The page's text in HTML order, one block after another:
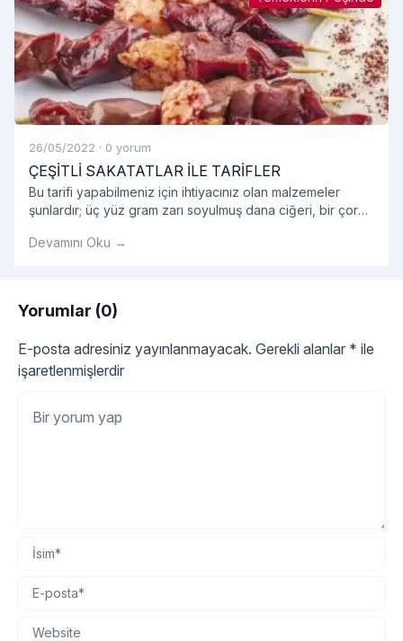
26/05/2022 · 0 yorum
ÇEŞİTLİ SAKATATLAR İLE TARİFLER
Bu tarifi yapabilmeniz için ihtiyacınız olan malzemeler
şunlardır; üç yüz gram zarı soyulmuş dana ciğeri, bir çorba
kimyon, tuz. İlk sakatat yemek tarifimize ciğerleri küp küp
Devamını Oku →
Yorumlar (0)
E-posta adresiniz yayınlanmayacak. Gerekli alanlar * ile
işaretlenmişlerdir